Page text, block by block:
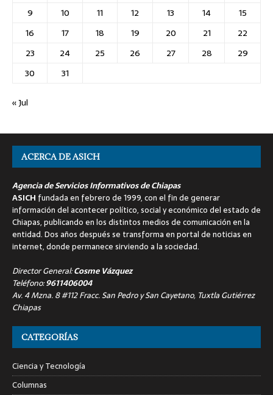
9
10 11 12 13 14
15
16
17 18 19 20 21
22
23
24 25 26 27 28
29
30
31
« Jul
ACERCA DE ASICH
Agencia de Servicios Informativos de Chiapas
ASICH fundada en febrero de 1999, con el fin de generar
información del acontecer político, social y económico del estado de
Chiapas, publicando en los distintos medios de comunicación en la
entidad. Dos años después se transforma en portal de noticias en
internet, donde permanece sirviendo a la sociedad.
Director General:Cosme Vázquez
Teléfono:9611406004
Av. 4 Mzna. 8 #112 Fracc. San Pedro y San Cayetano, Tuxtla Gutiérrez
Chiapas
CATEGORÍAS
Ciencia y Tecnología
Columnas